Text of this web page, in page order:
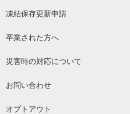
凍結保存更新申請
卒業された方へ
災害時の対応について
お問い合わせ
オプトアウト